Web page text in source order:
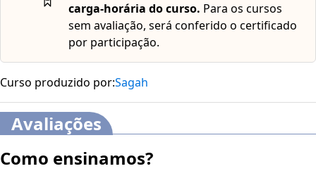
carga-horária do curso. Para os cursos
sem avaliação, será conferido o certificado
por participação.
Curso produzido por:Sagah
Avaliações
Como ensinamos?